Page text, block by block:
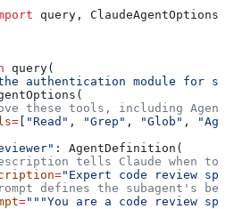
query,
query(
the authentication module for
these tools, including
= "Read" , "Grep" , "Glob" ,
: AgentDefinition(
tells Claude when to
="Expert code review
defines the subagent's
="""You are a code review